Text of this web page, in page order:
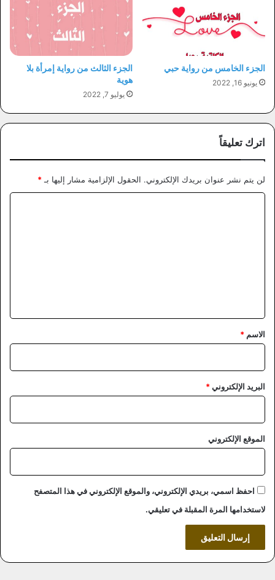
الجزء الخامس من رواية حبي
يونيو 16, 2022
الجزء الثالث من رواية إمرأة بلا
هوية
يوليو 7, 2022
اترك تعليقاً
لن يتم نشر عنوان بريدك الإلكتروني. الحقول الإلزامية مشار إليها بـ *
*
الاسم *
البريد الإلكتروني*
الموقع الإلكتروني
احفظ اسمي، بريدي الإلكتروني، والموقع الإلكتروني في هذا المتصفح
لاستخدامها المرة المقبلة في تعليقي.